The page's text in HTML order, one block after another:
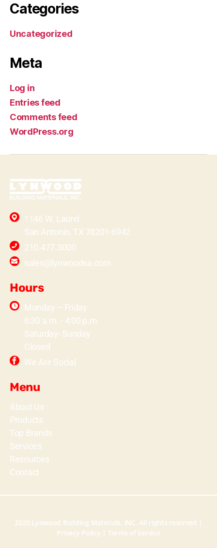
Categories
Uncategorized
Meta
Log in
Entries feed
Comments feed
WordPress.org
1146 W. Laurel
San Antonio, TX 78201-6942
210.477.3000
sales@lynwoodsa.com
Hours
Monday – Friday
6:30 a.m. - 4:00 p.m
Saturday- Sunday
Closed
We Are Social
Menu
About Us
Products
Top Brands
Services
Resources
Contact
2020 Lynwood Building Materials, INC. All rights reserved |
Privacy Policy | Terms of Service